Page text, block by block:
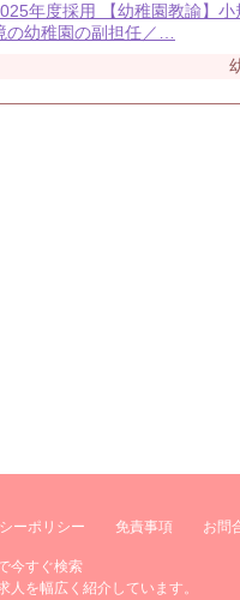
年度採用 【幼稚園教諭】
の幼稚園の副担任／…
ーポリシー 免責事項 お問
今すぐ検索
を幅広く紹介しています。